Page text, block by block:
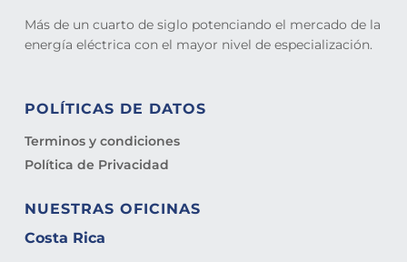
Más de un cuarto de siglo potenciando el mercado de la
energía eléctrica con el mayor nivel de especialización.
POLÍTICAS DE DATOS
Terminos y condiciones
Política de Privacidad
NUESTRAS OFICINAS
Costa Rica